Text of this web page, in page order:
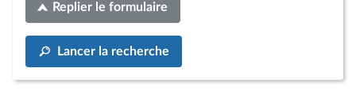
Replier le formulaire
Lancer la recherche